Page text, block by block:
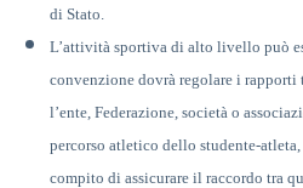
di Stato.
L’attività sportiva di alto livello può
convenzione dovrà regolare i
l’ente, Federazione, società o
percorso atletico dello studente-
compito di assicurare il raccordo tra